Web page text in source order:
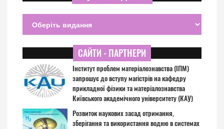
САЙТИ - ПАРТНЕРИ
Інститут проблем матеріалознавства (ІПМ)
запрошує до вступу магістрів на кафедру
прикладної фізики та матеріалознавства
Київського академічного університету (КАУ)
Розвиток наукових засад отримання,
зберігання та використання водню в системах